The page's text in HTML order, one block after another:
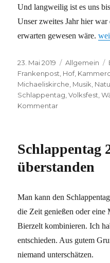
Und langweilig ist es uns
Unser zweites Jahr hier war
erwarten gewesen wäre.
Veröffentlicht
am
23. Mai 2019 Kategorien
Allgemein
Frankenpost Hof,
Michaeliskirche Musik
Schlappentag ,Volksfest ,
Kommentarzu
vergeht
Schlappentag
überstanden
Man kann den
die Zeit genießen oder eine
Bierzelt kombinieren. Ich
entschieden. Aus gutem
niemand unterschätzen.